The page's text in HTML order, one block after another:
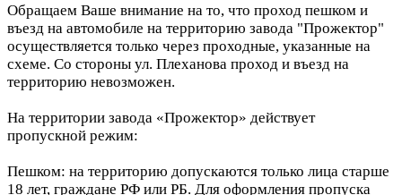
Обращаем Ваше внимание на то, что проход пешком и
въезд на автомобиле на территорию завода "Прожектор"
осуществляется только через проходные, указанные на
схеме. Со стороны ул. Плеханова проход и въезд на
территорию невозможен.
На территории завода «Прожектор» действует
пропускной режим:
Пешком: на территорию допускаются только лица старше
18 лет, граждане РФ или РБ. Для оформления пропуска